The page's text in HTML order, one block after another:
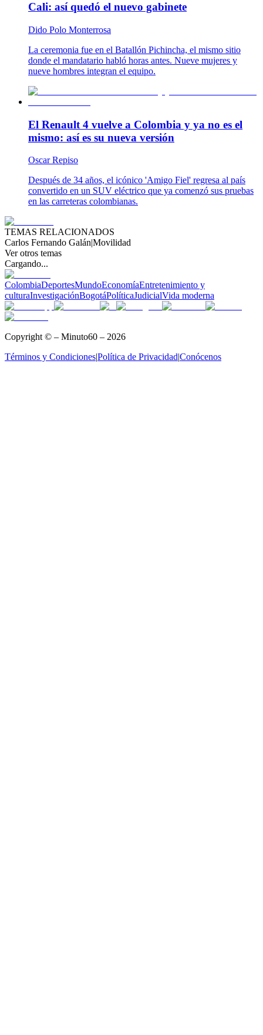
Cali: así quedó el nuevo gabinete
Dido Polo Monterrosa
La ceremonia fue en el Batallón Pichincha, el mismo sitio
donde el mandatario habló horas antes. Nueve mujeres y
nueve hombres integran el equipo.
El Renault 4 vuelve a Colombia y ya no es el
mismo: así es su nueva versión
Oscar Repiso
Después de 34 años, el icónico 'Amigo Fiel' regresa al país
convertido en un SUV eléctrico que ya comenzó sus pruebas
en las carreteras colombianas.
TEMAS RELACIONADOS
Carlos Fernando Galán|Movilidad
Ver otros temas
Cargando...
ColombiaDeportesMundoEconomíaEntretenimiento y
culturaInvestigaciónBogotáPolíticaJudicialVida moderna
Copyright © – Minuto60 – 2026
Términos y Condiciones|Política de Privacidad|Conócenos